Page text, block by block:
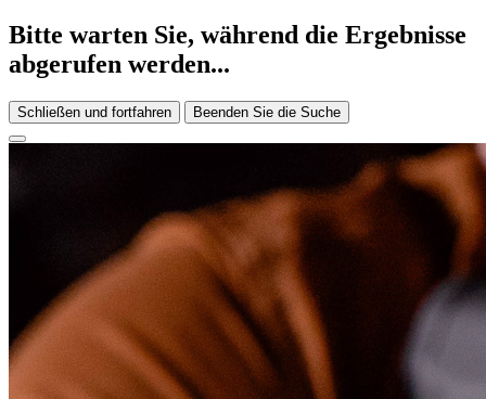
Bitte warten Sie, während die Ergebnisse
abgerufen werden...
Schließen und fortfahren Beenden Sie die Suche